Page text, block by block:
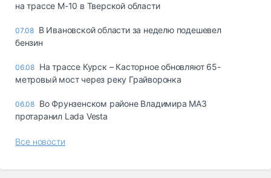
на трассе М-10 в Тверской области
07.08 В Ивановской области за неделю подешевел
бензин
06.08 На трассе Курск – Касторное обновляют 65-
метровый мост через реку Грайворонка
06.08 Во Фрунзенском районе Владимира МАЗ
протаранил Lada Vesta
Все новости